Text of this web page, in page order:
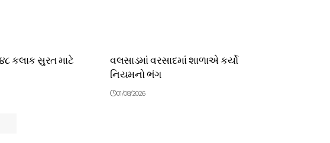
કલાક સુરત માટે
વલસાડમાં વરસાદમાં શાળાએ કર્યો
નિયમનો ભંગ
01/08/2026